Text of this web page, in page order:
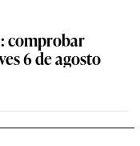
comprobar
6 de agosto